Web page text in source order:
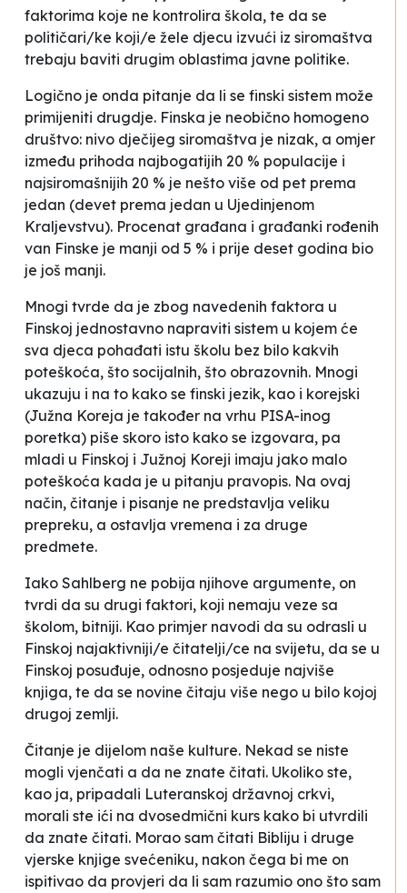
faktorima koje ne kontrolira škola, te da se
političari/ke koji/e žele djecu izvući iz siromaštva
trebaju baviti drugim oblastima javne politike.
Logično je onda pitanje da li se finski sistem može
primijeniti drugdje. Finska je neobično homogeno
društvo: nivo dječijeg siromaštva je nizak, a omjer
između prihoda najbogatijih 20 % populacije i
najsiromašnijih 20 % je nešto više od pet prema
jedan (devet prema jedan u Ujedinjenom
Kraljevstvu). Procenat građana i građanki rođenih
van Finske je manji od 5 % i prije deset godina bio
je još manji.
Mnogi tvrde da je zbog navedenih faktora u
Finskoj jednostavno napraviti sistem u kojem će
sva djeca pohađati istu školu bez bilo kakvih
poteškoća, što socijalnih, što obrazovnih. Mnogi
ukazuju i na to kako se finski jezik, kao i korejski
(Južna Koreja je također na vrhu PISA-inog
poretka) piše skoro isto kako se izgovara, pa
mladi u Finskoj i Južnoj Koreji imaju jako malo
poteškoća kada je u pitanju pravopis. Na ovaj
način, čitanje i pisanje ne predstavlja veliku
prepreku, a ostavlja vremena i za druge
predmete.
Iako Sahlberg ne pobija njihove argumente, on
tvrdi da su drugi faktori, koji nemaju veze sa
školom, bitniji. Kao primjer navodi da su odrasli u
Finskoj najaktivniji/e čitatelji/ce na svijetu, da se u
Finskoj posuđuje, odnosno posjeduje najviše
knjiga, te da se novine čitaju više nego u bilo kojoj
drugoj zemlji.
Čitanje je dijelom naše kulture. Nekad se niste
mogli vjenčati a da ne znate čitati. Ukoliko ste,
kao ja, pripadali Luteranskoj državnoj crkvi,
morali ste ići na dvosedmični kurs kako bi utvrdili
da znate čitati. Morao sam čitati Bibliju i druge
vjerske knjige svećeniku, nakon čega bi me on
ispitivao da provjeri da li sam razumio ono što sam